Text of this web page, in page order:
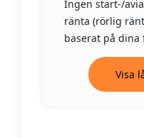
Ingen start-/
ränta (rörlig
baserat på
Visa